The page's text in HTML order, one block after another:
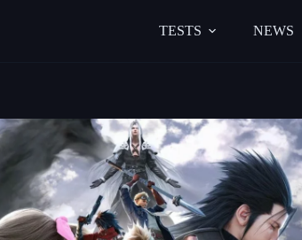
TESTS NEWS